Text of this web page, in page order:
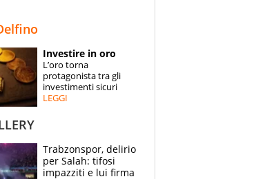
ESPERTI
CONTATTI
Investire in oro
L’oro torna
protagonista tra gli
investimenti sicuri
LEGGI
Trabzonspor, delirio
per Salah: tifosi
impazziti e lui firma